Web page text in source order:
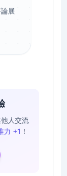
展
人交流
力 +1 ！